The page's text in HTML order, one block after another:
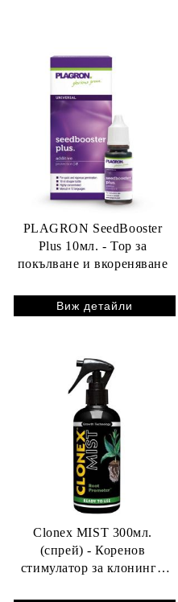
PLAGRON SeedBooster
Plus 10мл. - Тор за
покълване и вкореняване
Виж детайли
Clonex MIST 300мл.
(спрей) - Коренов
стимулатор за клонинги